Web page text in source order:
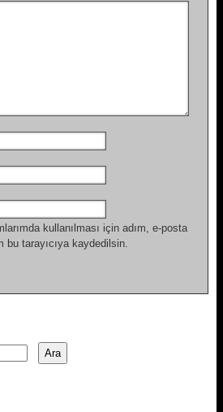
kullanılması için adım, e-posta
tarayıcıya kaydedilsin.
Ara